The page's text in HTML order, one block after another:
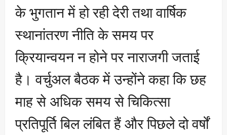
के भुगतान में हो रही देरी तथा वार्षिक
स्थानांतरण नीति के समय पर
क्रियान्वयन न होने पर नाराजगी जताई
है। वर्चुअल बैठक में उन्होंने कहा कि छह
माह से अधिक समय से चिकित्सा
प्रतिपूर्ति बिल लंबित हैं और पिछले दो वर्षों